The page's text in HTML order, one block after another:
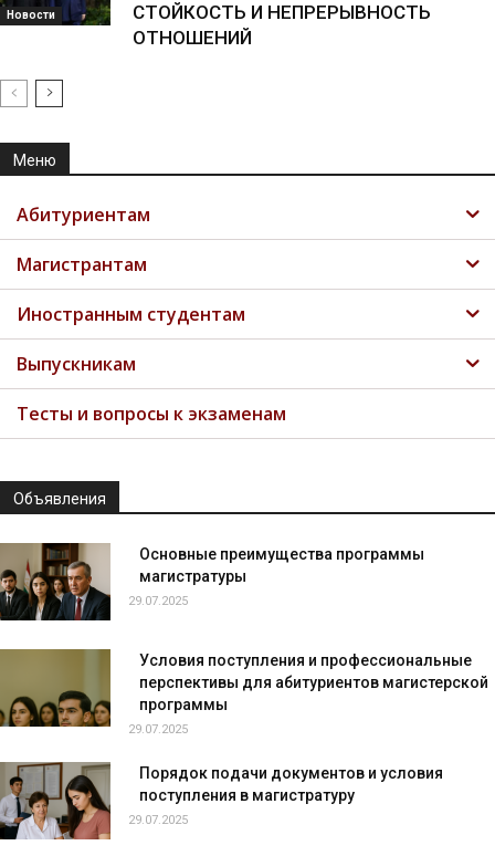
Новости
СТОЙКОСТЬ И НЕПРЕРЫВНОСТЬ
ОТНОШЕНИЙ
Меню
Абитуриентам
Магистрантам
Иностранным студентам
Выпускникам
Тесты и вопросы к экзаменам
Объявления
Основные преимущества программы
магистратуры
29.07.2025
Условия поступления и профессиональные
перспективы для абитуриентов магистерской
программы
29.07.2025
Порядок подачи документов и условия
поступления в магистратуру
29.07.2025